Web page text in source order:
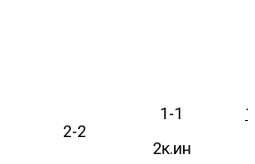
2-2
1-1
2к.ин